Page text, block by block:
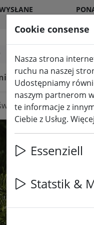
Świece
Wróżki
Cookie consense
Nasza strona
ruchu na naszej
Udostępniamy
naszym partnerom
te informacje z
Ciebie z Usług.
Essenziell
Statstik &